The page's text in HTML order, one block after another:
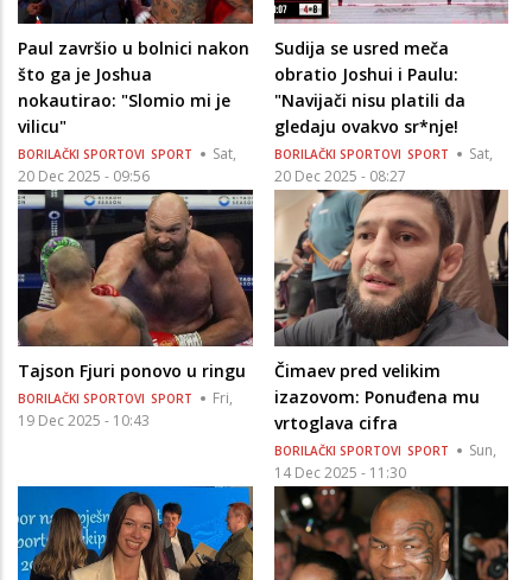
Paul završio u bolnici nakon
što ga je Joshua
nokautirao: "Slomio mi je
vilicu"
BORILAČKI SPORTOVI SPORT
Sat,
20 Dec 2025 - 09:56
Sudija se usred meča
obratio Joshui i Paulu:
"Navijači nisu platili da
gledaju ovakvo sr*nje!
BORILAČKI SPORTOVI SPORT
Sat,
20 Dec 2025 - 08:27
Tajson Fjuri ponovo u ringu
BORILAČKI SPORTOVI SPORT
Fri,
19 Dec 2025 - 10:43
Čimaev pred velikim
izazovom: Ponuđena mu
vrtoglava cifra
BORILAČKI SPORTOVI SPORT
Sun,
14 Dec 2025 - 11:30